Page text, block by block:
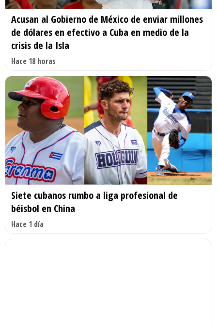
Acusan al Gobierno de México de enviar millones
de dólares en efectivo a Cuba en medio de la
crisis de la Isla
Hace 18 horas
Siete cubanos rumbo a liga profesional de
béisbol en China
Hace 1 día